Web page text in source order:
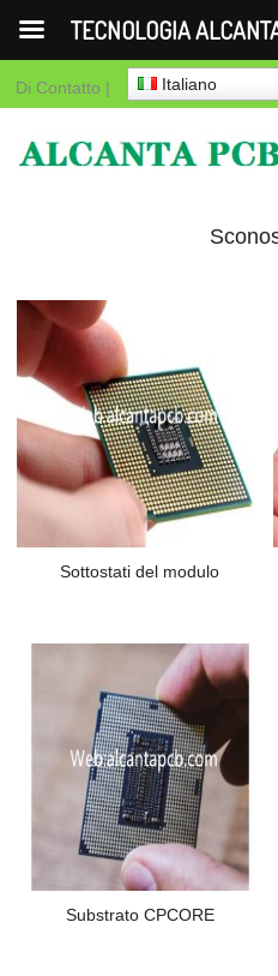
Di Contatto | Italiano
Sottostati del modulo
Substrato CPCORE
TECNOLOGIA